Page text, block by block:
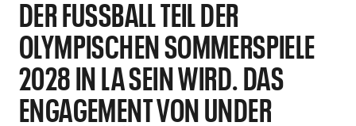
ER FUSSBALL TEIL DER OL
YMPISCHEN SOMMERSPIELE 20
28 IN LA SEIN WIRD. DAS EN
GAGEMENT VON UNDER AR